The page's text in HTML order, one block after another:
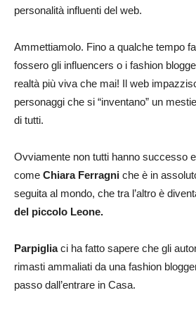
personalità influenti del web.
Ammettiamolo. Fino a qualche tempo
fossero gli influencers o i fashion
realtà più viva che mai! Il web
personaggi che si “inventano” un
di tutti.
Ovviamente non tutti hanno successo
come Chiara Ferragni che è in
seguita al mondo, che tra l’altro è
del piccolo Leone.
Parpigliaci ha fatto sapere che gli
rimasti ammaliati da una fashion
passo dall’entrare in Casa.